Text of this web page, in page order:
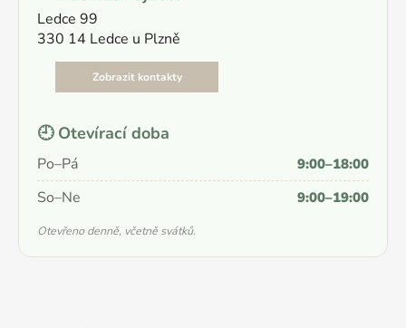
Ledce 99
330 14 Ledce u Plzně
Zobrazit kontakty
🕘 Otevírací doba
Po–Pá 9:00–18:00
So–Ne 9:00–19:00
Otevřeno denně, včetně svátků.